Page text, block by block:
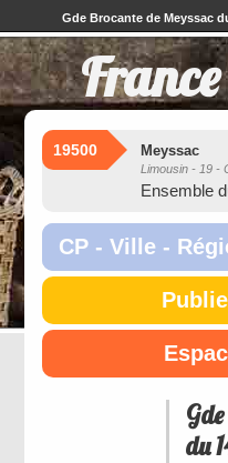
Gde Brocante de Meyssac
19500 Meyssac
Limousin - 19 -
Ensemble
du